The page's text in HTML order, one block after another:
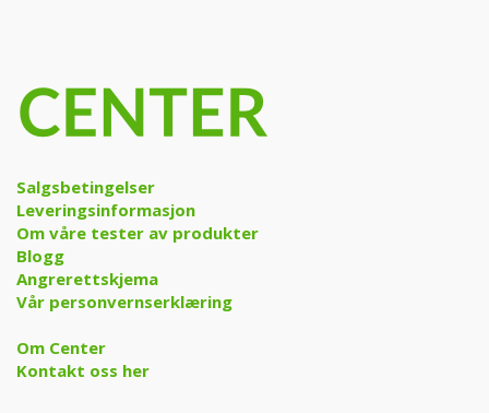
Salgsbetingelser
Leveringsinformasjon
Om våre tester av produkter
Blogg
Angrerettskjema
Vår personvernserklæring
Om Center
Kontakt oss her